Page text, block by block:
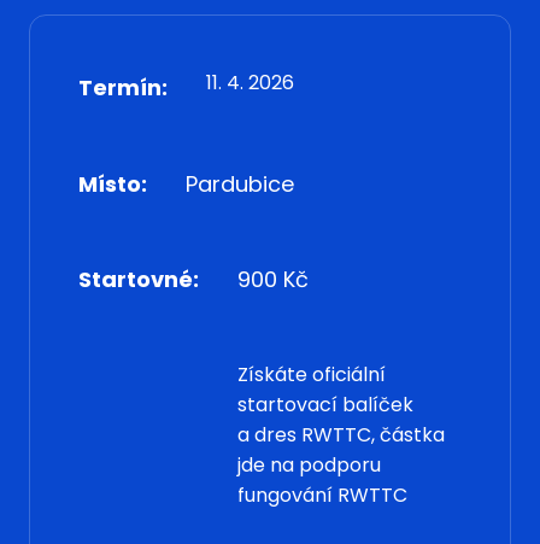
Termín: 11. 4. 2026
Místo: Pardubice
Startovné: 900 Kč
Získáte oficiální
startovací balíček
a dres RWTTC, částka
jde na podporu
fungování RWTTC